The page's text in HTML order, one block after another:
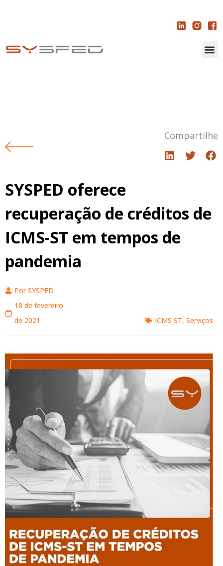
Compartilhe
SYSPED oferece
recuperação de créditos de
ICMS-ST em tempos de
pandemia
PorSYSPED
18 de fevereiro
de 2021
ICMS ST, Serviços